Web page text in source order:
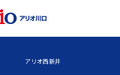
アリオ西新井